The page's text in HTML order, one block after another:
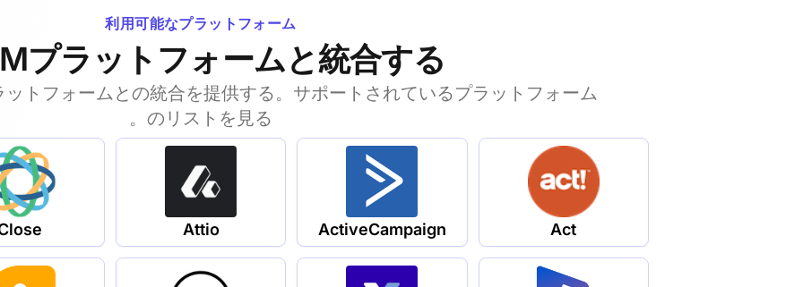
利用可能なプラットフォーム
プラットフォームと統合する
トフォームとの統合を提供する。サポートされているプラットフォーム
のリストを見る。
Act
ActiveCampaign
Attio